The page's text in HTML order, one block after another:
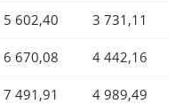
5 602,40 3 731,11
6 670,08 4 442,16
7 491,91 4 989,49